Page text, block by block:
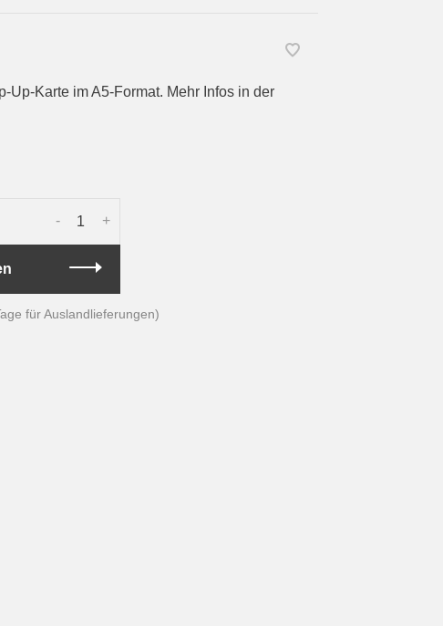
Up-Karte im A5-Format. Mehr Infos in der
+
-
für Auslandlieferungen)